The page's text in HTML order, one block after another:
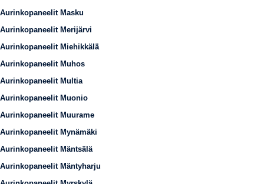
Aurinkopaneelit Masku
Aurinkopaneelit Merijärvi
Aurinkopaneelit Miehikkälä
Aurinkopaneelit Muhos
Aurinkopaneelit Multia
Aurinkopaneelit Muonio
Aurinkopaneelit Muurame
Aurinkopaneelit Mynämäki
Aurinkopaneelit Mäntsälä
Aurinkopaneelit Mäntyharju